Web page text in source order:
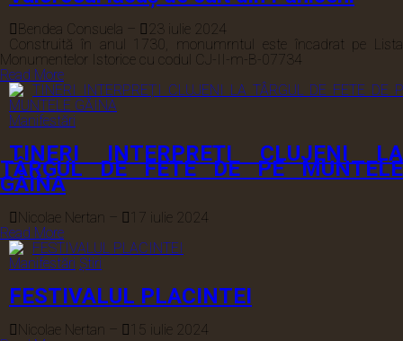
Bendea Consuela
23 iulie 2024
Construită în anul 1730, monumrntul este încadrat pe Lista
Monumentelor Istorice cu codul CJ-II-m-B-07734
Read More
Manifestări
TINERI INTERPREȚI CLUJENI LA
TÂRGUL DE FETE DE PE MUNTELE
GĂINA
Nicolae Nertan
17 iulie 2024
Read More
Manifestări Știri
FESTIVALUL PLACINTEI
Nicolae Nertan
15 iulie 2024